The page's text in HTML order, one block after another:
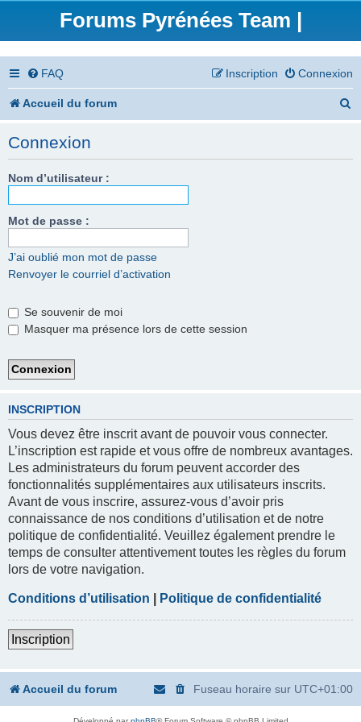
Forums Pyrénées Team |
FAQ Connexion
Inscription
Accueil du forum
Connexion
Nom d’utilisateur :
Mot de passe :
J’ai oublié mon mot de passe
Renvoyer le courriel d’activation
Se souvenir de moi
Masquer ma présence lors de cette session
INSCRIPTION
Vous devez être inscrit avant de pouvoir vous connecter.
L’inscription est rapide et vous offre de nombreux avantages.
Les administrateurs du forum peuvent accorder des
fonctionnalités supplémentaires aux utilisateurs inscrits.
Avant de vous inscrire, assurez-vous d’avoir pris
connaissance de nos conditions d’utilisation et de notre
politique de confidentialité. Veuillez également prendre le
temps de consulter attentivement toutes les règles du forum
lors de votre navigation.
Conditions d’utilisation Politique de confidentialité
Inscription
Accueil du forum Fuseau horaire sur UTC+01:00